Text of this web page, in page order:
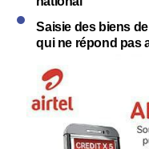
Saisie des biens
qui ne répond pas